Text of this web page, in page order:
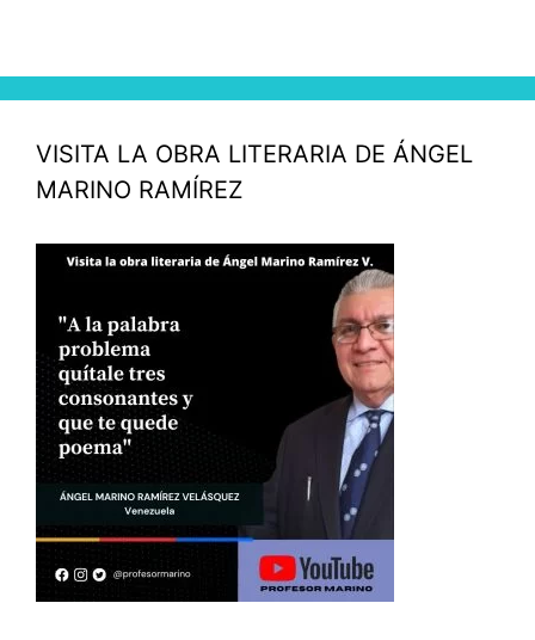
VISITA LA OBRA LITERARIA DE ÁNGEL
MARINO RAMÍREZ